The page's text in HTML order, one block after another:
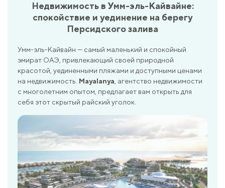
Недвижимость в Умм-эль-Кайвайне:
спокойствие и уединение на берегу
Персидского залива
Умм-эль-Кайвайн — самый маленький и спокойный
эмират ОАЭ, привлекающий своей природной
красотой, уединенными пляжами и доступными ценами
на недвижимость. Mayalanya, агентство недвижимости
с многолетним опытом, предлагает вам открыть для
себя этот скрытый райский уголок.